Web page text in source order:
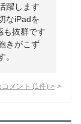
躍します
なiPadを
も抜群です
きがこず
メント (1 件) >